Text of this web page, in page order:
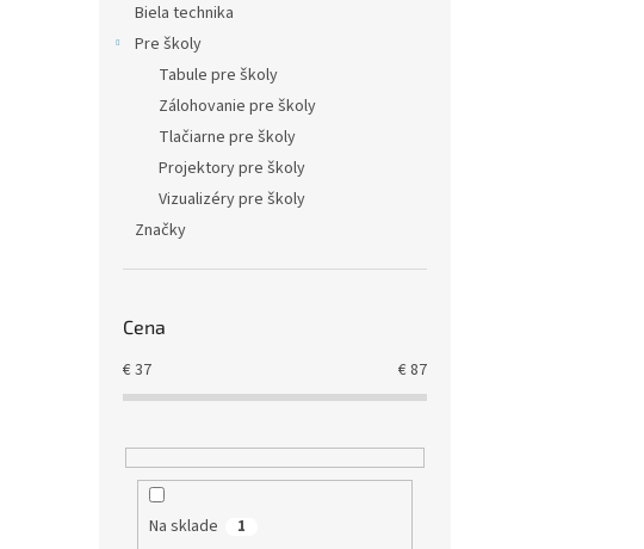
Biela technika
Pre školy
Tabule pre školy
Zálohovanie pre školy
Tlačiarne pre školy
Projektory pre školy
Vizualizéry pre školy
Značky
Cena
€37 €87
Na sklade 1